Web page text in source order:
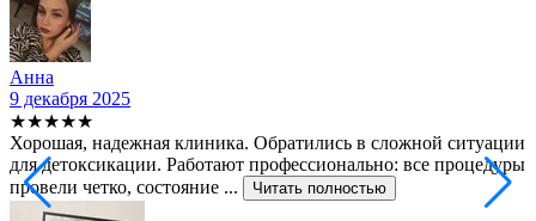
Анна
9 декабря 2025
★★★★★
Хорошая, надежная клиника. Обратились в сложной ситуации
для детоксикации. Работают профессионально: все процедуры
провели четко, состояние ...
Читать полностью